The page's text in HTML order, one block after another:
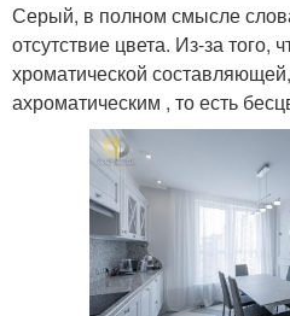
Серый, в полном смысле
отсутствие цвета. Из-за того,
хроматической
ахроматическим , то есть